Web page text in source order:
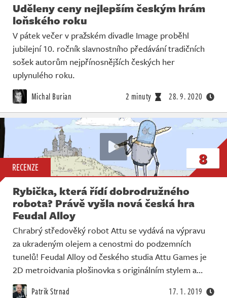
Uděleny ceny nejlepším českým hrám
loňského roku
V pátek večer v pražském divadle Image proběhl
jubilejní 10. ročník slavnostního předávání tradičních
sošek autorům nejpřínosnějších českých her
uplynulého roku.
Michal Burian 2 minuty 28. 9. 2020
RECENZE 8
Rybička, která řídí dobrodružného
robota? Právě vyšla nová česká hra
Feudal Alloy
Chrabrý středověký robot Attu se vydává na výpravu
za ukradeným olejem a cenostmi do podzemních
tunelů! Feudal Alloy od českého studia Attu Games je
2D metroidvania plošinovka s originálním stylem a…
Patrik Strnad 17. 1. 2019